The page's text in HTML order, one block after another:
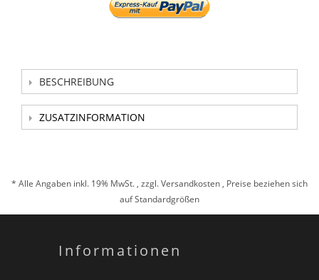
BESCHREIBUNG
ZUSATZINFORMATION
* Alle Angaben inkl. 19% MwSt. , zzgl.Versandkosten , Preise beziehen sich
auf Standardgrößen
Informationen